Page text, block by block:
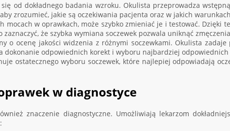
się od dokładnego badania wzroku. Okulista przeprowadza
zrozumieć, jakie są oczekiwania pacjenta oraz w jakich
mocach w oprawkach, może szybko zmieniać je i testować.
że szybka wymiana soczewek pozwala uniknąć
o ocenę jakości widzenia z różnymi soczewkami. Okulista
dokonanie odpowiednich korekt i wyboru najbardziej odpowiednich
ostatecznego wyboru soczewek, które najlepiej odpowiadają
w diagnostyce
znaczenie diagnostyczne. Umożliwiają lekarzom